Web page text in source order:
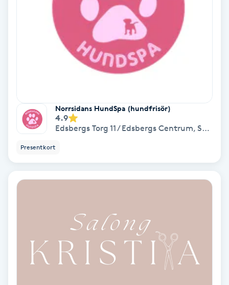
Olaplexbehandling
Ombre naglar
Optiker
Ortopedi
Paraffinbehandling
Norrsidans HundSpa (hundfrisör)
4.9
Edsbergs Torg 11 / Edsbergs Centrum, Sollentuna
Presentkort